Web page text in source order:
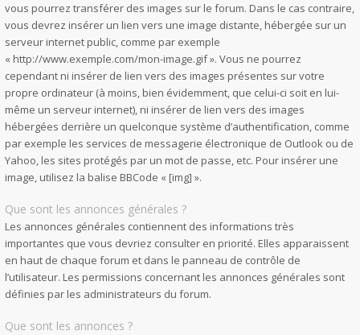
vous pourrez transférer des images sur le forum. Dans le cas contraire,
vous devrez insérer un lien vers une image distante, hébergée sur un
serveur internet public, comme par exemple
« http://www.exemple.com/mon-image.gif ». Vous ne pourrez
cependant ni insérer de lien vers des images présentes sur votre
propre ordinateur (à moins, bien évidemment, que celui-ci soit en lui-
même un serveur internet), ni insérer de lien vers des images
hébergées derrière un quelconque système d’authentification, comme
par exemple les services de messagerie électronique de Outlook ou de
Yahoo, les sites protégés par un mot de passe, etc. Pour insérer une
image, utilisez la balise BBCode « [img] ».
Que sont les annonces générales ?
Les annonces générales contiennent des informations très
importantes que vous devriez consulter en priorité. Elles apparaissent
en haut de chaque forum et dans le panneau de contrôle de
l’utilisateur. Les permissions concernant les annonces générales sont
définies par les administrateurs du forum.
Que sont les annonces ?